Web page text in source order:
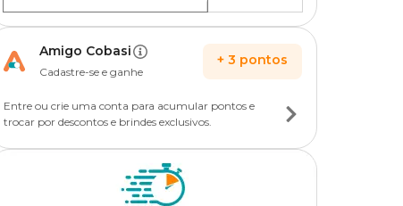
Amigo Cobasi
Cadastre-se e ganhe
+ 3 pontos
Entre ou crie uma conta para acumular pontos e
trocar por descontos e brindes exclusivos.